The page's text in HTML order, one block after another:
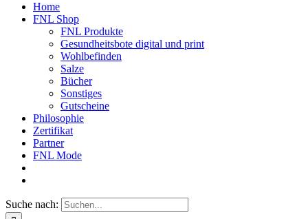
Home
FNL Shop
FNL Produkte
Gesundheitsbote digital und print
Wohlbefinden
Salze
Bücher
Sonstiges
Gutscheine
Philosophie
Zertifikat
Partner
FNL Mode
Suche nach: